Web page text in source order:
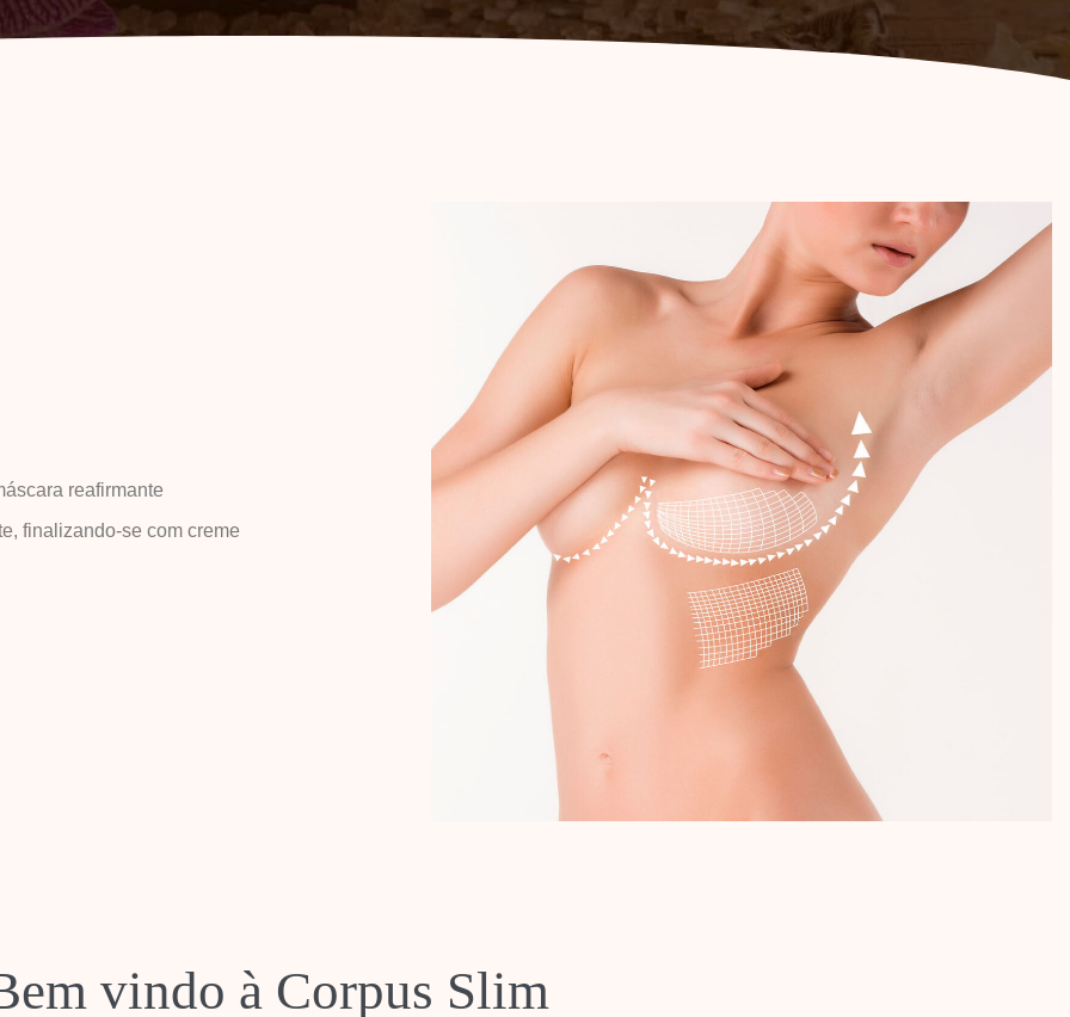
reafirmante
finalizando-se com creme
vindo à Corpus Slim